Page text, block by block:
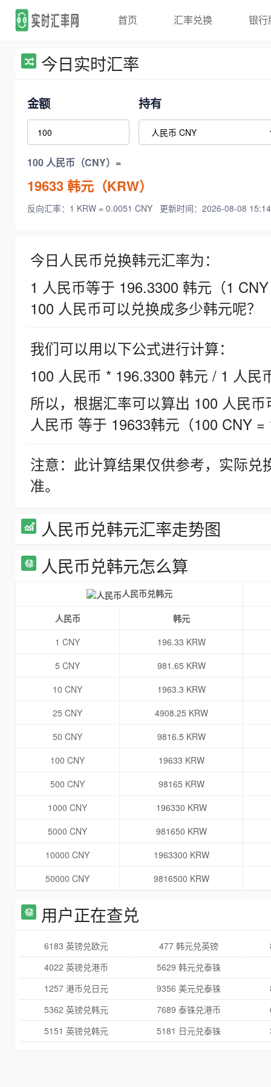
首页 汇率兑换 银行
今日实时汇率
金额 持有
100 人民币（CNY）=
19633韩元（KRW）
反向汇率：1 KRW = 0.0051 CNY 更新时间：2026-08-08
今日人民币兑换韩元汇率为：
1 人民币等于 196.3300 韩元（1
100 人民币可以兑换成多少韩元呢？
我们可以用以下公式进行计算：
100 人民币 * 196.3300 韩元 / 1 人民
所以，根据汇率可以算出 100 人民
人民币 等于 19633韩元（100 CNY =
注意：此计算结果仅供参考，实际
准。
人民币兑韩元汇率走势图
人民币兑韩元怎么算
人民币兑韩元
人民币
韩元
1 CNY
196.33 KRW
5 CNY
981.65 KRW
10 CNY
1963.3 KRW
25 CNY
4908.25 KRW
50 CNY
9816.5 KRW
100 CNY
19633 KRW
500 CNY
98165 KRW
1000 CNY
196330 KRW
5000 CNY
981650 KRW
10000 CNY
1963300 KRW
50000 CNY
9816500 KRW
用户正在查兑
6183 英镑兑欧元 477 韩元兑英镑
4022 英镑兑港币
5629 韩元兑泰铢
1257 港币兑日元
9356 美元兑泰铢
5362 英镑兑韩元
7689 泰铢兑港币
5151 英镑兑韩元
5181 日元兑泰铢